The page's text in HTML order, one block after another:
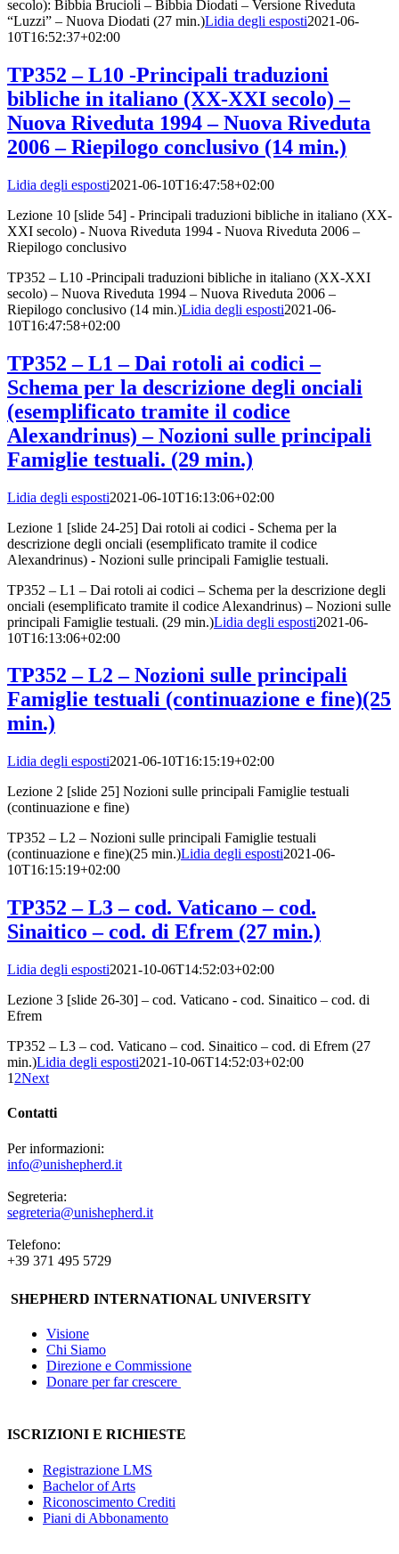
secolo): Bibbia Brucioli – Bibbia Diodati – Versione Riveduta
“Luzzi” – Nuova Diodati (27 min.)Lidia degli esposti2021-06-
10T16:52:37+02:00
TP352 – L10 -Principali traduzioni
bibliche in italiano (XX-XXI secolo) –
Nuova Riveduta 1994 – Nuova Riveduta
2006 – Riepilogo conclusivo (14 min.)
Lidia degli esposti2021-06-10T16:47:58+02:00
Lezione 10 [slide 54] - Principali traduzioni bibliche in italiano (XX-
XXI secolo) - Nuova Riveduta 1994 - Nuova Riveduta 2006 –
Riepilogo conclusivo
TP352 – L10 -Principali traduzioni bibliche in italiano (XX-XXI
secolo) – Nuova Riveduta 1994 – Nuova Riveduta 2006 –
Riepilogo conclusivo (14 min.)Lidia degli esposti2021-06-
10T16:47:58+02:00
TP352 – L1 – Dai rotoli ai codici –
Schema per la descrizione degli onciali
(esemplificato tramite il codice
Alexandrinus) – Nozioni sulle principali
Famiglie testuali. (29 min.)
Lidia degli esposti2021-06-10T16:13:06+02:00
Lezione 1 [slide 24-25] Dai rotoli ai codici - Schema per la
descrizione degli onciali (esemplificato tramite il codice
Alexandrinus) - Nozioni sulle principali Famiglie testuali.
TP352 – L1 – Dai rotoli ai codici – Schema per la descrizione degli
onciali (esemplificato tramite il codice Alexandrinus) – Nozioni sulle
principali Famiglie testuali. (29 min.)Lidia degli esposti2021-06-
10T16:13:06+02:00
TP352 – L2 – Nozioni sulle principali
Famiglie testuali (continuazione e fine)(25
min.)
Lidia degli esposti2021-06-10T16:15:19+02:00
Lezione 2 [slide 25] Nozioni sulle principali Famiglie testuali
(continuazione e fine)
TP352 – L2 – Nozioni sulle principali Famiglie testuali
(continuazione e fine)(25 min.)Lidia degli esposti2021-06-
10T16:15:19+02:00
TP352 – L3 – cod. Vaticano – cod.
Sinaitico – cod. di Efrem (27 min.)
Lidia degli esposti2021-10-06T14:52:03+02:00
Lezione 3 [slide 26-30] – cod. Vaticano - cod. Sinaitico – cod. di
Efrem
TP352 – L3 – cod. Vaticano – cod. Sinaitico – cod. di Efrem (27
min.)Lidia degli esposti2021-10-06T14:52:03+02:00
1 2Next
Contatti
Per informazioni:
info@unishepherd.it
Segreteria:
segreteria@unishepherd.it
Telefono:
+39 371 495 5729
SHEPHERD INTERNATIONAL UNIVERSITY
Visione
Chi Siamo
Direzione e Commissione
Donare per far crescere
ISCRIZIONI E RICHIESTE
Registrazione LMS
Bachelor of Arts
Riconoscimento Crediti
Piani di Abbonamento